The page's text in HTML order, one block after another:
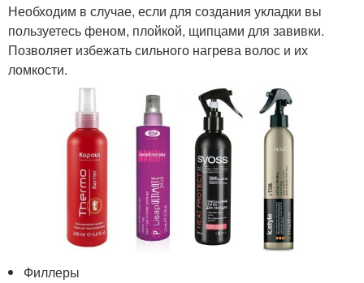
Необходим в случае, если для создания укладки вы
пользуетесь феном, плойкой, щипцами для завивки.
Позволяет избежать сильного нагрева волос и их
ломкости.
Филлеры